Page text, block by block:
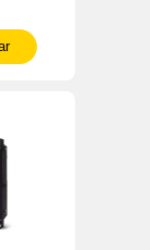
3.5".